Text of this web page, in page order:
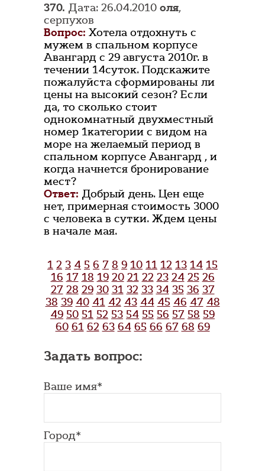
370. Дата: 26.04.2010 оля,
серпухов
Вопрос: Хотела отдохнуть с
мужем в спальном корпусе
Авангард с 29 августа 2010г. в
течении 14суток. Подскажите
пожалуйста сформированы ли
цены на высокий сезон? Если
да, то сколько стоит
однокомнатный двухместный
номер 1категории с видом на
море на желаемый период в
спальном корпусе Авангард , и
когда начнется бронирование
мест?
Ответ: Добрый день. Цен еще
нет, примерная стоимость 3000
с человека в сутки. Ждем цены
в начале мая.
1 2 3 4 5 6 7 8 9 10 11 12 13 14 15
16 17 18 19 20 21 22 23 24 25 26
27 28 29 30 31 32 33 34 35 36 37
38 39 40 41 42 43 44 45 46 47 48
49 50 51 52 53 54 55 56 57 58 59
60 61 62 63 64 65 66 67 68 69
Задать вопрос:
Ваше имя*
Город*